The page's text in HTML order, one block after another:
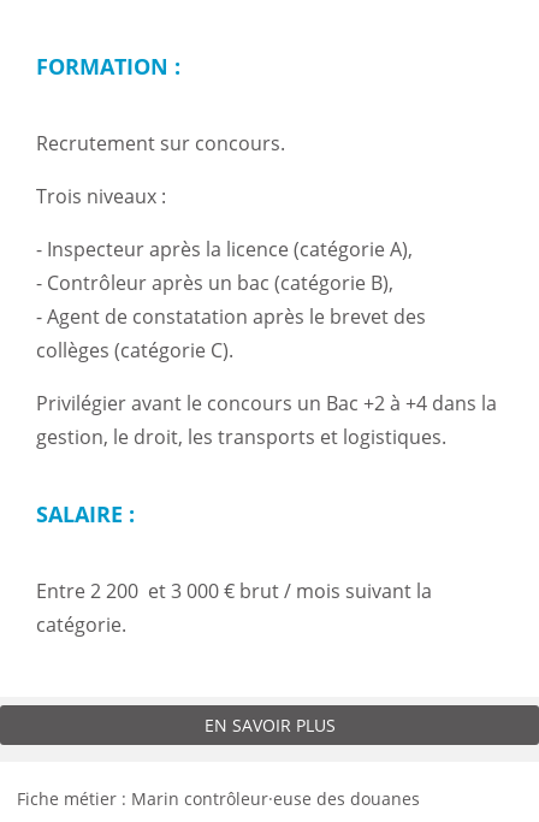
FORMATION :
Recrutement sur concours.
Trois niveaux :
- Inspecteur après la licence (catégorie A),
- Contrôleur après un bac (catégorie B),
- Agent de constatation après le brevet des
collèges (catégorie C).
Privilégier avant le concours un Bac +2 à +4 dans la
gestion, le droit, les transports et logistiques.
SALAIRE :
Entre 2 200 et 3 000 € brut / mois suivant la
catégorie.
EN SAVOIR PLUS
Fiche métier : Marin contrôleur·euse des douanes